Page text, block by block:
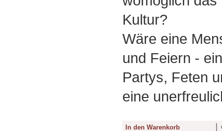
Kultur?
Wäre eine
und Feiern -
Partys, Feten
eine